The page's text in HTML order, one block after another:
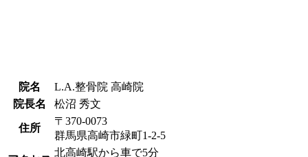
院名
L.A.整骨院 高崎院
院長名
松沼 秀文
住所
〒370-0073
群馬県高崎市緑町1-2-5
北高崎駅から車で5分